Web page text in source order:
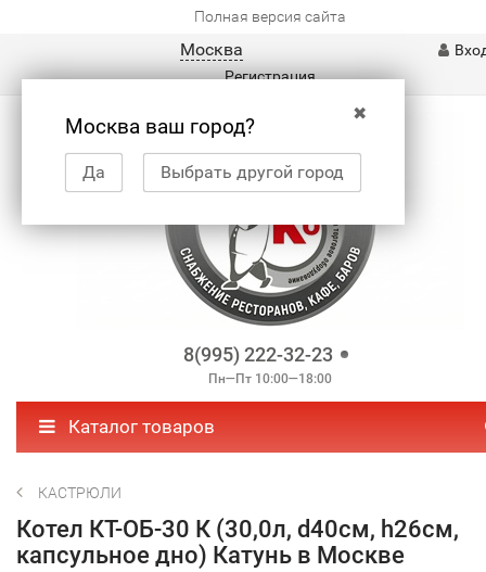
Полная версия сайта
Москва
✖
Москва ваш город?
Да Выбрать другой город
Регистрация
8(995) 222-32-23
Пн—Пт 10:00—18:00
Каталог товаров
КАСТРЮЛИ
Котел КТ-ОБ-30 К (30,0л, d40см, h26см,
капсульное дно) Катунь в Москве